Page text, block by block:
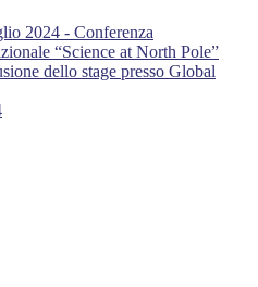
2024 - Conferenza
“Science at North Pole”
dello stage presso Global